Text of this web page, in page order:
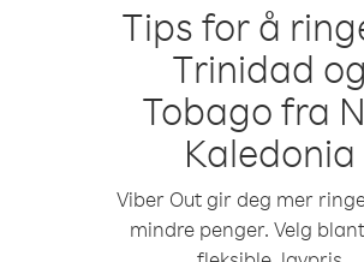
Tips for å
Trinidad og
Tobago fra
Kaledonia
Viber Out gir deg mer
mindre penger. Velg